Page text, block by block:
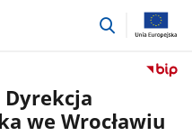
przejdź
Dyrekcja
we Wrocławiu